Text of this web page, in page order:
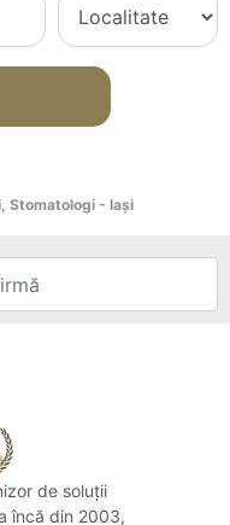
Stomatologi - Iaşi
de soluții
încă din 2003,